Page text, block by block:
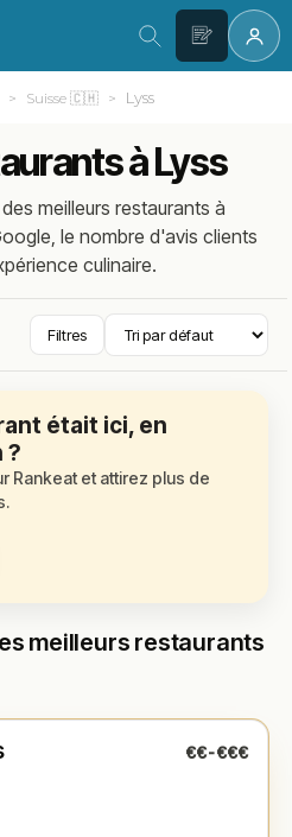
Suisse 🇨🇭 Lyss
à Lyss
meilleurs restaurants à
le nombre d'avis clients
culinaire.
Filtres
était ici, en
?
Rankeat et attirez plus de
meilleurs restaurants
€€-€€€